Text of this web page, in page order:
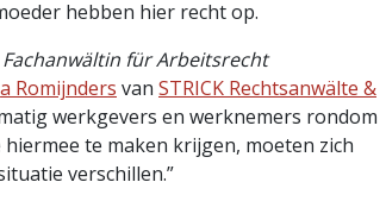
hebben hier recht op.
Fachanwältin für Arbeitsrecht
Romijnders van STRICK Rechtsanwälte &
werkgevers en werknemers rondom
te maken krijgen, moeten zich
verschillen.”